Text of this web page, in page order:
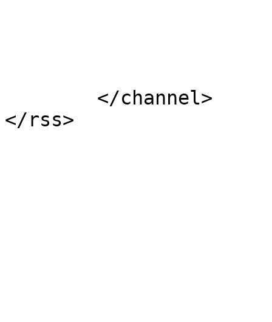
</rss>